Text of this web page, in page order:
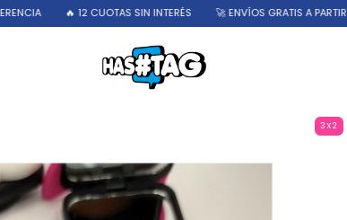
🔥 12 CUOTAS SIN INTERÉS 🚀 ENVÍOS GRATIS A PARTIR DE $40.000
3X2